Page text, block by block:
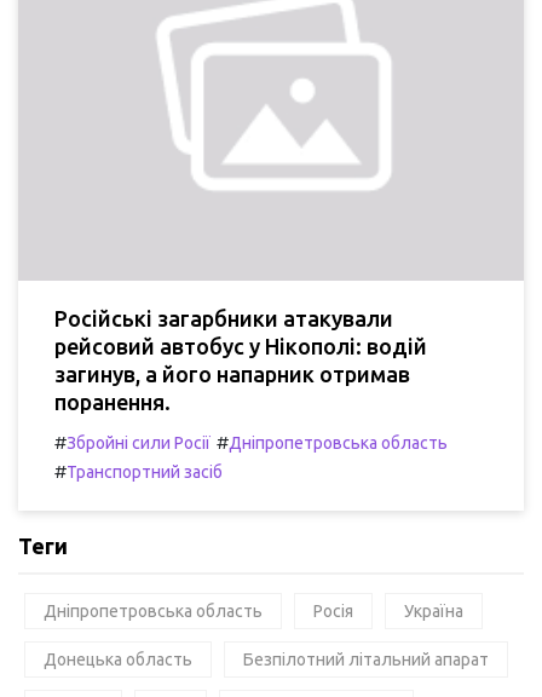
Російські загарбники атакували
рейсовий автобус у Нікополі: водій
загинув, а його напарник отримав
поранення.
#Збройні сили Росії #Дніпропетровська область
#Транспортний засіб
Теги
Дніпропетровська область Росія Україна
Донецька область Безпілотний літальний апарат